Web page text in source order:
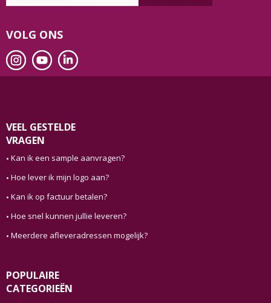
VOLG ONS
VEEL GESTELDE
VRAGEN
Kan ik een sample aanvragen?
Hoe lever ik mijn logo aan?
Kan ik op factuur betalen?
Hoe snel kunnen jullie leveren?
Meerdere afleveradressen mogelijk?
POPULAIRE
CATEGORIEËN